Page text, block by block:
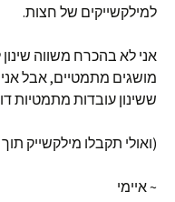
למילקשייקים של חצות.
אני לא בהכרח משווה
מושגים מתמטיים, אבל אני
ששינון עובדות מתמטיות
(ואולי תקבלו מילקשייק
~ איימי